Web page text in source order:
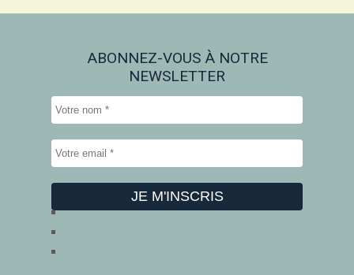
ABONNEZ-VOUS À NOTRE
NEWSLETTER